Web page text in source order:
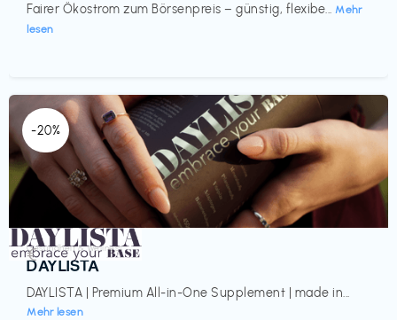
Fairer Ökostrom zum Börsenpreis – günstig, flexibe... Mehr
lesen
-20%
Gesundheit & Wellness
DAYLISTA
DAYLISTA | Premium All-in-One Supplement | made in...
Mehr lesen
€‎